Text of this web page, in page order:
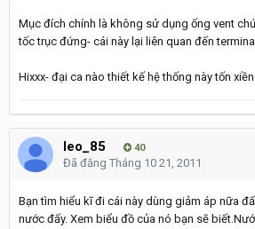
Mục đích chính là không sử dụng ống vent
tốc trục đứng- cái này lại liên quan đến
Hixxx- đại ca nào thiết kế hệ thống này tốn
leo_85 40
Đã đăng Tháng 10 21, 2011
Bạn tìm hiểu kĩ đi cái này dùng giảm áp nữa
nước đấy. Xem biểu đồ của nó bạn sẽ